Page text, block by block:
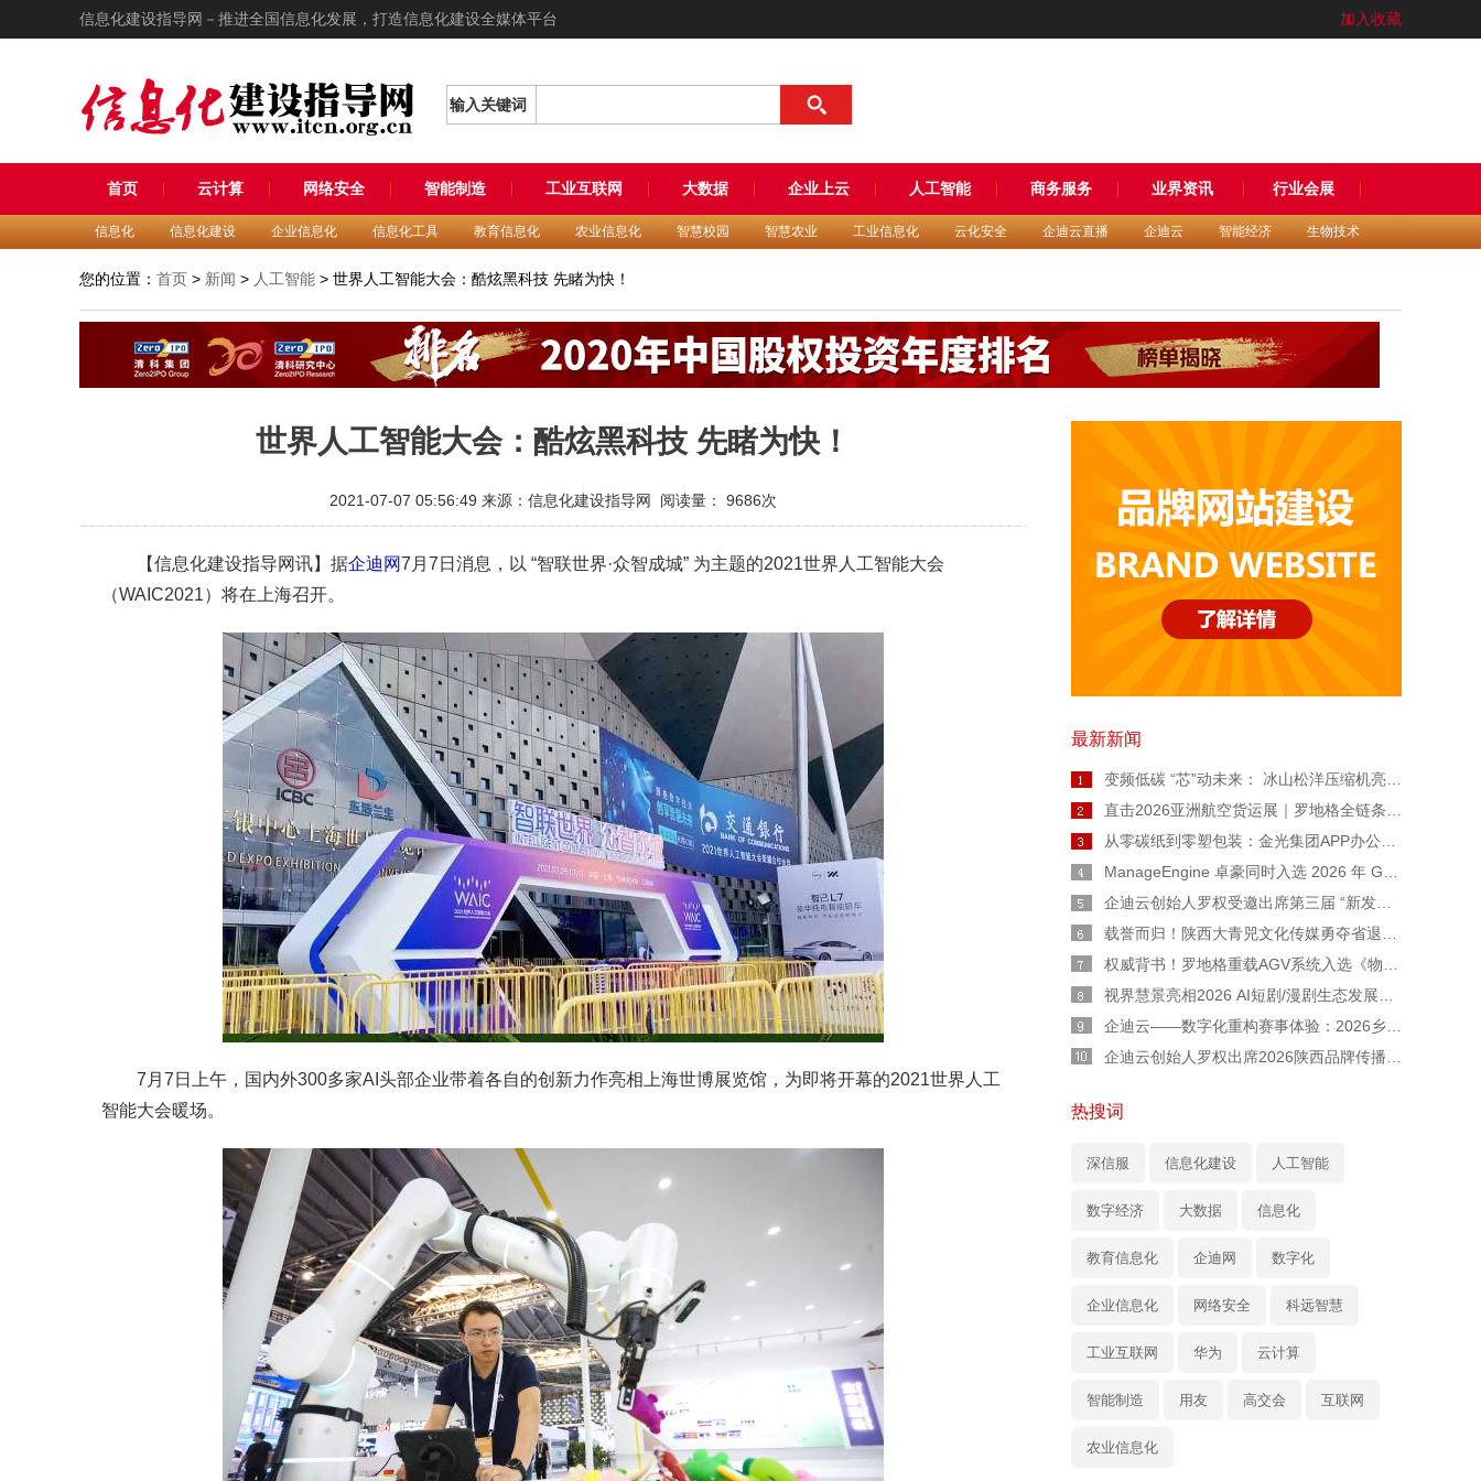
信息化建设指导网－推进全国信息化发展，打造信息化建设全媒体平台 加入收藏
输入关键词
首页 云计算 网络安全 智能制造 工业互联网 大数据 企业上云 人工智能 商务服务 业界资讯 行业会展
信息化 信息化建设 企业信息化 信息化工具 教育信息化 农业信息化 智慧校园 智慧农业 工业信息化 云化安全 企迪云直播 企迪云 智能经济 生物技术
您的位置： 首页 > 新闻 > 人工智能 > 世界人工智能大会：酷炫黑科技 先睹为快！
世界人工智能大会：酷炫黑科技 先睹为快！
2021-07-07 05:56:49 来源：信息化建设指导网 阅读量： 9686次
【信息化建设指导网讯】据企迪网7月7日消息，以 “智联世界·众智成城” 为主题的2021世界人工智能大会
（WAIC2021）将在上海召开。
7月7日上午，国内外300多家AI头部企业带着各自的创新力作亮相上海世博展览馆，为即将开幕的2021世界人工
智能大会暖场。
最新新闻
热搜词
深信服 信息化建设 人工智能
数字经济 大数据 信息化
教育信息化 企迪网 数字化
企业信息化 网络安全 科远智慧
工业互联网 华为 云计算
智能制造 用友 高交会 互联网
农业信息化